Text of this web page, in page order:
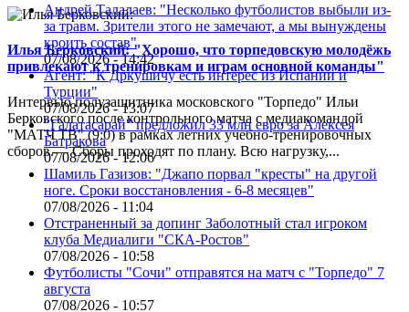
Илья Берковский: "Хорошо, что торпедовскую молодёжь
привлекают к тренировкам и играм основной команды"
Интервью полузащитника московского "Торпедо" Ильи
Берковского после контрольного матча с медиакомандой
"МАТЧ ТВ" (9:0) в рамках летних учебно-тренировочных
сборов.— Сборы проходят по плану. Всю нагрузку,...
Андрей Талалаев: "Несколько футболистов выбыли из-
за травм. Зрители этого не замечают, а мы вынуждены
кроить состав"
07/08/2026 - 14:42
Агент: "К Дркушичу есть интерес из Испании и
Турции"
07/08/2026 - 13:07
"Галатасарай" предложил 33 млн евро за Алексея
Батракова
07/08/2026 - 12:06
Шамиль Газизов: "Джапо порвал "кресты" на другой
ноге. Сроки восстановления - 6-8 месяцев"
07/08/2026 - 11:04
Отстраненный за допинг Заболотный стал игроком
клуба Медиалиги "СКА-Ростов"
07/08/2026 - 10:58
Футболисты "Сочи" отправятся на матч с "Торпедо" 7
августа
07/08/2026 - 10:57